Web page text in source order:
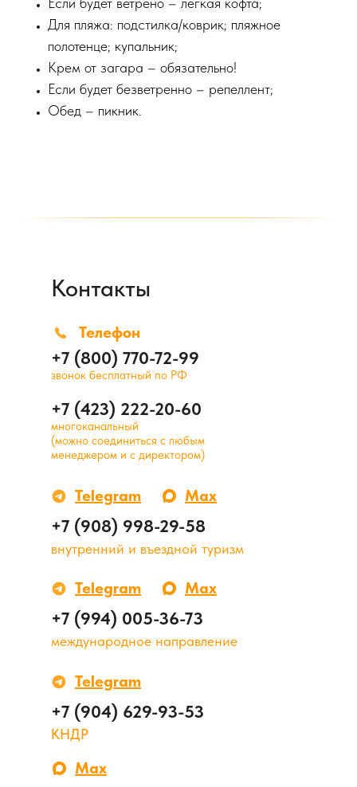
Для пляжа: подстилка/коврик; пляжное
полотенце; купальник;
Крем от загара – обязательно!
Если будет безветренно – репеллент;
Обед – пикник.
Контакты
Телефон
+7 (800) 770-72-99
+7 (423) 222-20-60
звонок бесплатный по РФ
+7 (908) 998-29-58
многоканальный
(можно соединиться с любым
менеджером и с директором)
Telegram
Telegram
Telegram
+7 (994) 005-36-73
+7 (904) 629-93-53
международное направление
внутренний и въездной туризм
КНДР
Max
Max
Max